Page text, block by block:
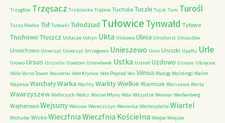
Trzygłów Trzęsacz Trzścianka Trębice Tuchola Tuczki Tujsk Tum Turośl
Turza Wielka Tuł Tuławki Tułodziad Tułowice Tynwałd Tyłowo
Tłuchowo Tłuszcz Uchacze Udryn Ukta Ulikowo Ulinia Ulrichorst Umiastów
Uniechowo Unierzyż Unierzyż Strzegowo Unieszewo Unin Uniszki Upałty Urle
Urowo Ursus Urszulin Usedom Ustanówek Ustka Ustroń Uzdowo Uznam Uścięcice
Vallo Varso Tower Veivieriai Velo Krynica Velo Poprad Ves Vilnius Wadąg Walidrogi Walim
Wapnica WarchałyWarka Warlity Warlity Wielkie Warmiak Warszawa Warta
Wawrzyszew Wałbrzych Wałcz Ważne Młyny Wda Wdzydze Weimar Weißenberg
Wejherowo Wejsuny Welzow Wereszczyn Weronika Westerplatte Wiartel
Wichulec Wicko Wieczfnia Wieczfnia Kościelna Wiejce Wiejsce